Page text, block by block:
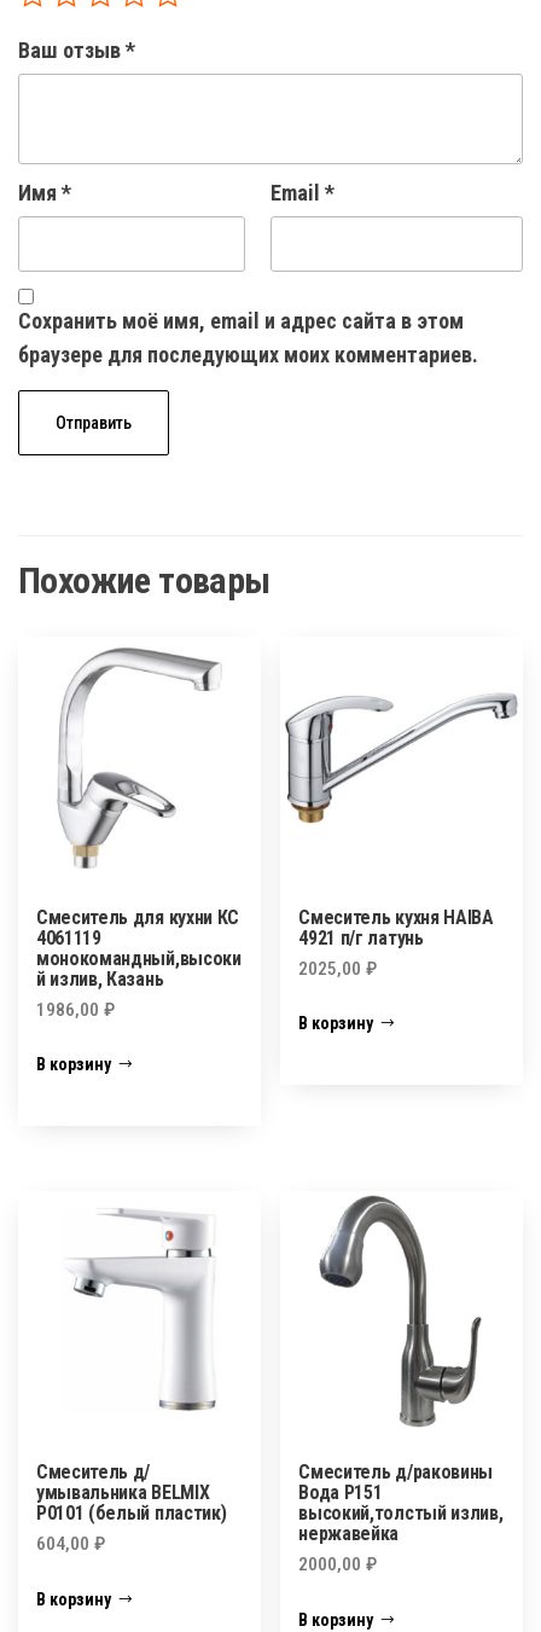
Ваш отзыв*
Имя * Email *
Сохранить моё имя, email и адрес сайта в этом
браузере для последующих моих комментариев.
Похожие товары
Смеситель для кухни КС
4061119
монокомандный,высоки
й излив, Казань
1986,00 ₽
В корзину
Смеситель кухня HAIBA
4921 п/г латунь
2025,00₽
В корзину
Смеситель д/
умывальника BELMIX
P0101 (белый пластик)
604,00 ₽
В корзину
Смеситель д/раковины
Вода Р151
высокий,толстый излив,
нержавейка
2000,00₽
В корзину